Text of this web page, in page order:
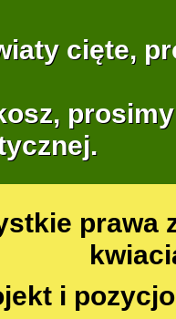
cięte,
prawa
i